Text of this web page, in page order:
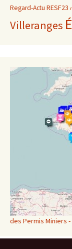
Regard-Actu RESF23
Villeranges
des Permis Miniers